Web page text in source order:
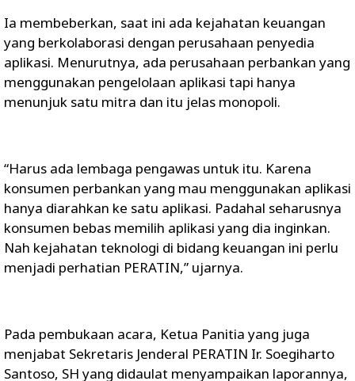
Ia membeberkan, saat ini ada kejahatan keuangan
yang berkolaborasi dengan perusahaan penyedia
aplikasi. Menurutnya, ada perusahaan perbankan yang
menggunakan pengelolaan aplikasi tapi hanya
menunjuk satu mitra dan itu jelas monopoli.
“Harus ada lembaga pengawas untuk itu. Karena
konsumen perbankan yang mau menggunakan aplikasi
hanya diarahkan ke satu aplikasi. Padahal seharusnya
konsumen bebas memilih aplikasi yang dia inginkan.
Nah kejahatan teknologi di bidang keuangan ini perlu
menjadi perhatian PERATIN,” ujarnya.
Pada pembukaan acara, Ketua Panitia yang juga
menjabat Sekretaris Jenderal PERATIN Ir. Soegiharto
Santoso, SH yang didaulat menyampaikan laporannya,